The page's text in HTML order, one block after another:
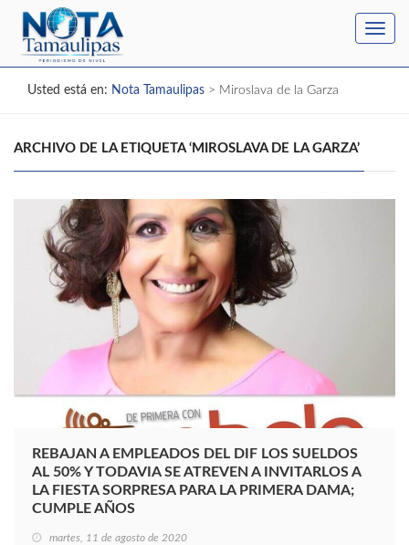
Usted está en: Nota Tamaulipas > Miroslava de la Garza
ARCHIVO DE LA ETIQUETA ‘MIROSLAVA DE LA GARZA’
REBAJAN A EMPLEADOS DEL DIF LOS SUELDOS
AL 50% Y TODAVIA SE ATREVEN A INVITARLOS A
LA FIESTA SORPRESA PARA LA PRIMERA DAMA;
CUMPLE AÑOS
martes, 11 de agosto de 2020